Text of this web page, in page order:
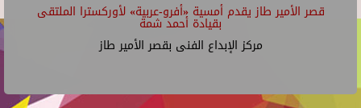
قصر الأمير طاز يقدم أمسية «أفرو-عربية» لأوركسترا الملتقى
بقيادة أحمد شمة
مركز الإبداع الفنى بقصر الأمير طاز